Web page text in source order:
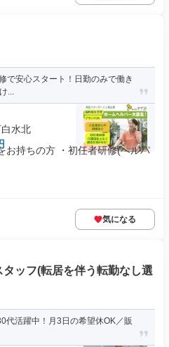
安心スタート！日勤のみで働き
...
水北
お持ちの方 ・初任者研修(ヘルパ
気になる
ッフ(転居を伴う転勤なし選
代活躍中！月3日の希望休OK／販